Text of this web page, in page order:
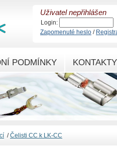
/Čelisti CC k LK-CC
PODMÍNKY KONTAKTY
Uživatel nepřihlášen
Login:
Zapomenuté heslo /